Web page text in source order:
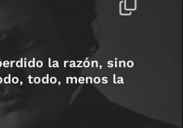
la razón, sino
todo, menos la